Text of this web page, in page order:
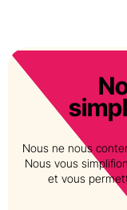
Nous ne nous
Nous vous
et vous